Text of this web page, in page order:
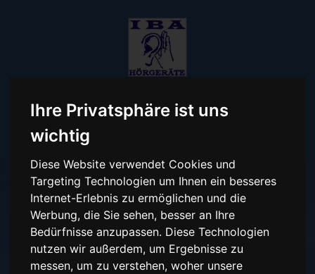
Ihre Privatsphäre ist uns
wichtig
Diese Website verwendet Cookies und
Targeting Technologien um Ihnen ein besseres
Internet-Erlebnis zu ermöglichen und die
Werbung, die Sie sehen, besser an Ihre
Bedürfnisse anzupassen. Diese Technologien
nutzen wir außerdem, um Ergebnisse zu
messen, um zu verstehen, woher unsere
Diagnose Tinnitus